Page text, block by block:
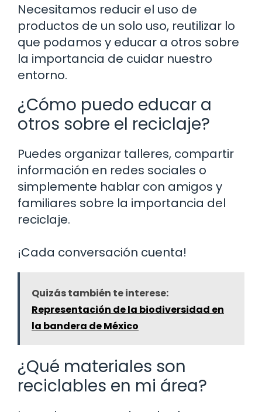
Necesitamos reducir el uso de
productos de un solo uso, reutilizar lo
que podamos y educar a otros sobre
la importancia de cuidar nuestro
entorno.
¿Cómo puedo educar a
otros sobre el reciclaje?
Puedes organizar talleres, compartir
información en redes sociales o
simplemente hablar con amigos y
familiares sobre la importancia del
reciclaje.
¡Cada conversación cuenta!
Quizás también te interese:
Representación de la biodiversidad en
la bandera de México
¿Qué materiales son
reciclables en mi área?